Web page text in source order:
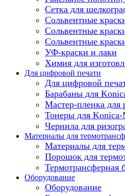
Сетка для
Сольвентные
Сольвентные
Сольвентные
УФ-краски и лаки
Химия для
Для цифровой печати
Для цифровой
Барабаны для
Мастер-пленка для
Тонеры для
Чернила для
Материалы для
Материалы для
Порошок для
Термотрансферная
Оборудование
Оборудование